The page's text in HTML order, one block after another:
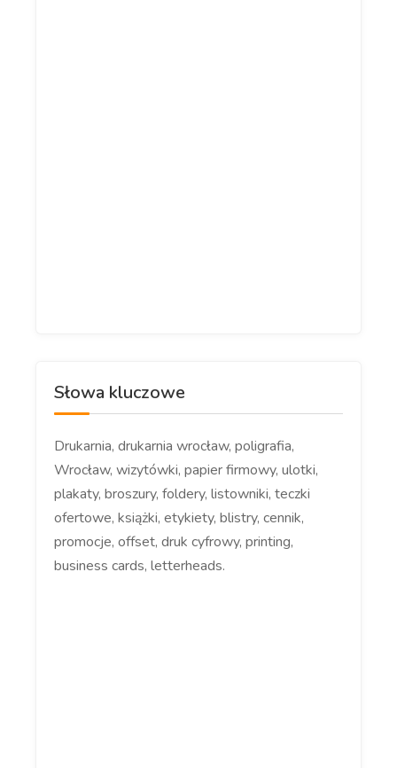
Słowa kluczowe
Drukarnia, drukarnia wrocław, poligrafia,
Wrocław, wizytówki, papier firmowy, ulotki,
plakaty, broszury, foldery, listowniki, teczki
ofertowe, książki, etykiety, blistry, cennik,
promocje, offset, druk cyfrowy, printing,
business cards, letterheads.